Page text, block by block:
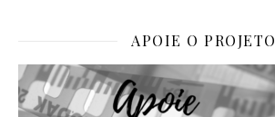
APOIE O PROJETO